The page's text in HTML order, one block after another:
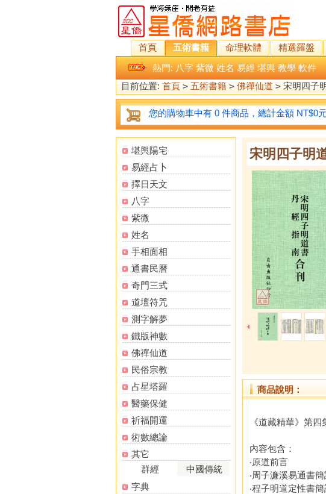
首頁 五術書籍 命理軟體 精選羅盤
熱門: 八字 紫微 姓名 易經 堪輿 教學 軟件
目前位置: 首頁 > 五術書籍 > 佛禪仙道 > 宋明四子
您的購物車中有 0 件商品，總計金額 NT$0元
堪輿陽宅
易經占卜
擇日天文
八字
紫微
姓名
手相面相
通書民曆
奇門三式
道壇符咒
測字解夢
鐵版神數
佛禪仙道
民俗宗教
占星塔羅
醫藥保健
祈福開運
術數總論
其它
群經
中國傳統
字典
宋明四子明
商品說明：
《道藏精華》第四
內容包含：
‧原道前言
‧周子濂溪易通書簡
‧程子明道定性書簡